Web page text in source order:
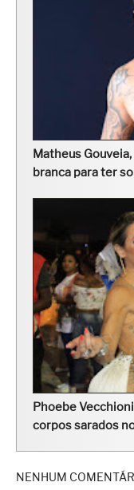
Matheus
branca para ter
Phoebe
corpos sarados
NENHUM